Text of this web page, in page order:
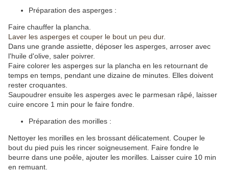
Préparation des asperges :
Faire chauffer la plancha.
Laver les asperges et couper le bout un peu dur.
Dans une grande assiette, déposer les asperges, arroser avec
l'huile d'olive, saler poivrer.
Faire colorer les asperges sur la plancha en les retournant de
temps en temps, pendant une dizaine de minutes. Elles doivent
rester croquantes.
Saupoudrer ensuite les asperges avec le parmesan râpé, laisser
cuire encore 1 min pour le faire fondre.
Préparation des morilles :
Nettoyer les morilles en les brossant délicatement. Couper le
bout du pied puis les rincer soigneusement. Faire fondre le
beurre dans une poêle, ajouter les morilles. Laisser cuire 10 min
en remuant.